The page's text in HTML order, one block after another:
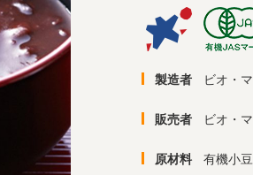
製造者 ビオ・
販売者 ビオ・
原材料 有機小豆